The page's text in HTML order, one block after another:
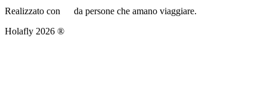
Realizzato con
da persone che amano viaggiare.
Holafly 2026 ®